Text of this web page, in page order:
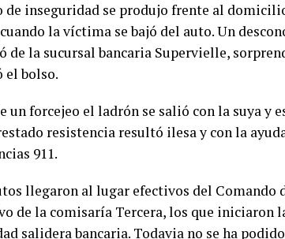
de inseguridad se produjo frente al
la víctima se bajó del auto. Un
de la sucursal bancaria Supervielle,
el bolso.
un forcejeo el ladrón se salió con la suya y
resistencia resultó ilesa y con la
911.
llegaron al lugar efectivos del Comando
de la comisaría Tercera, los que iniciaron
salidera bancaria. Todavia no se ha